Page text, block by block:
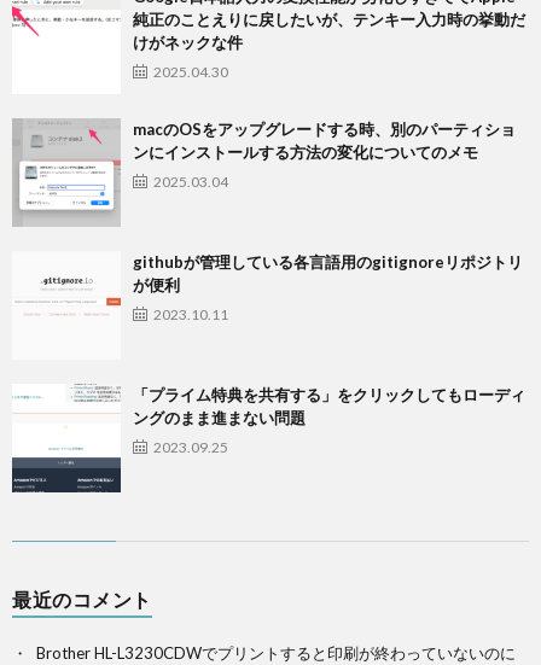
純正のことえりに戻したいが、テンキー入力時の挙動だ
けがネックな件
2025.04.30
macのOSをアップグレードする時、別のパーティショ
ンにインストールする方法の変化についてのメモ
2025.03.04
githubが管理している各言語用のgitignoreリポジトリ
が便利
2023.10.11
「プライム特典を共有する」をクリックしてもローディ
ングのまま進まない問題
2023.09.25
最近のコメント
Brother HL-L3230CDWでプリントすると印刷が終わっていないのに